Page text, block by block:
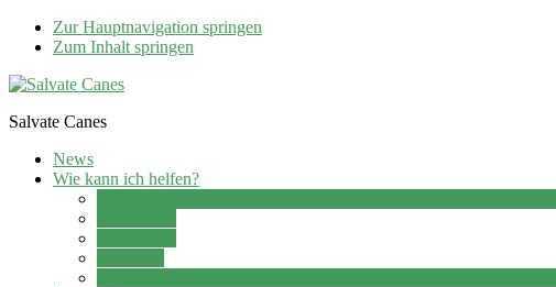
Zur Hauptnavigation springen
Zum Inhalt springen
Salvate Canes
News
Wie kann ich helfen?